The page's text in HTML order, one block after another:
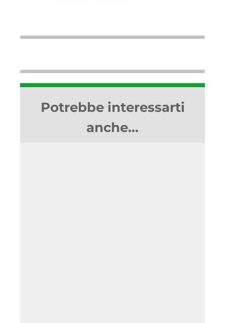
Potrebbe interessarti
anche…